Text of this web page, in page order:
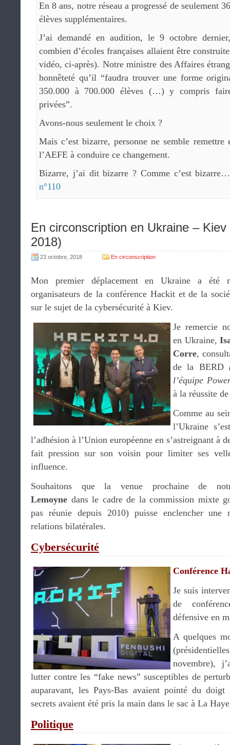
En 8 ans, notre réseau a progressé de seulement
élèves supplémentaires.
J’ai demandé en audition, le 9 octobre
combien d’écoles françaises allaient être
vidéo, ci-après). Notre ministre des Affaires
honnêteté qu’il “faudra trouver une forme
350.000 à 700.000 élèves (…) y compris faire
privées”.
Avons-nous seulement le choix ?
Mais c’est bizarre, personne ne semble remettre
l’AEFE à conduire ce changement.
Bizarre, j’ai dit bizarre ? Comme c’est bizarre…
n°110
En circonscription en Ukraine –
2018)
23 octobre, 2018 En circonscription
Mon premier déplacement en Ukraine a été
organisateurs de la conférence Hackit et de la
sur le sujet de la cybersécurité à Kiev.
Je remercie
en Ukraine,
Corre,
de la BERD
l’équipe
à la réussite
Comme au
l’Ukraine
l’adhésion à l’Union européenne en s’astreignant à
fait pression sur son voisin pour limiter ses
influence.
Souhaitons que la venue prochaine de
Lemoyne dans le cadre de la commission mixte
pas réunie depuis 2010) puisse enclencher une
relations bilatérales.
Cybersécurité
Conférence
Je suis
de
défensive en
A quelques
novembre),
lutter contre les “fake news” susceptibles de
auparavant, les Pays-Bas avaient pointé du
secrets avaient été pris la main dans le sac à La
Politique